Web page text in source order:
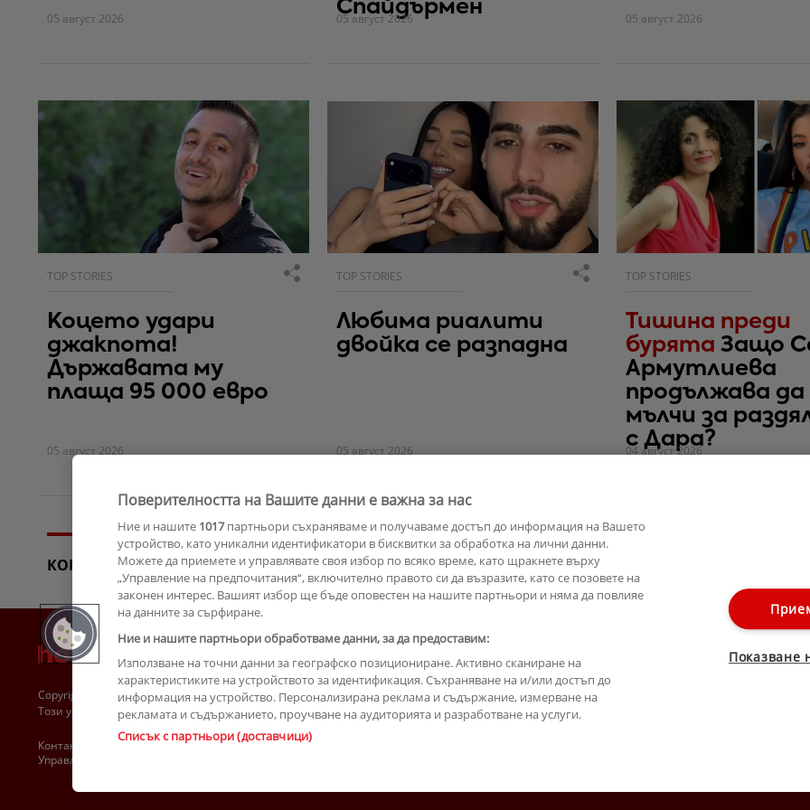
05 август 2026
Спайдърмен
05 август 2026 05 август 2026
TOP STORIES
Коцето удари
джакпота!
Държавата му
плаща 95 000 евро
05 август 2026
TOP STORIES
Любима риалити
двойка се разпадна
05 август 2026
TOP STORIES
Тишина преди
бурята Защо
Армутлиева
продължава да
мълчи за
с Дара?
04 август 2026
КОМЕНТАРИ
Copyright © 2007-2026 Hotnews.bg. Всички права запазени.
Този уебсайт е собственост на Sportal Media Group
Контакти За рекламa Общи условия Етични правила на НСС
Управление на предпочитания
Поверителността на Вашите данни е важна за нас
Ние и нашите 1017партньори съхраняваме и получаваме достъп до информация на Вашето
устройство, като уникални идентификатори в бисквитки за обработка на лични данни.
Можете да приемете и управлявате своя избор по всяко време, като щракнете върху
„Управление на предпочитания“, включително правото си да възразите, като се позовете на
законен интерес. Вашият избор ще бъде оповестен на нашите партньори и няма да повлияе
на данните за сърфиране.
Ние и нашите партньори обработваме данни, за да предоставим:
Използване на точни данни за географско позициониране. Активно сканиране на
характеристиките на устройството за идентификация. Съхраняване на и/или достъп до
информация на устройство. Персонализирана реклама и съдържание, измерване на
рекламата и съдържанието, проучване на аудиторията и разработване на услуги.
Списък с партньори (доставчици)
Показване